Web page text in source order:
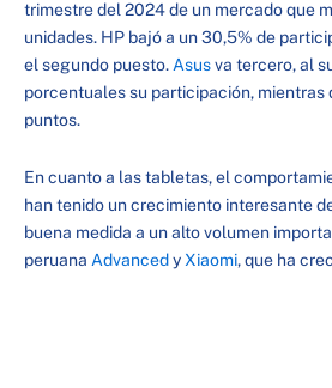
trimestre del 2024 de un mercado que
unidades. HP bajó a un 30,5% de
el segundo puesto.Asusva tercero, al
porcentuales su participación, mientras
puntos.
En cuanto a las tabletas, el
han tenido un crecimiento interesante
buena medida a un alto volumen
peruana Advancedy Xiaomi, que ha